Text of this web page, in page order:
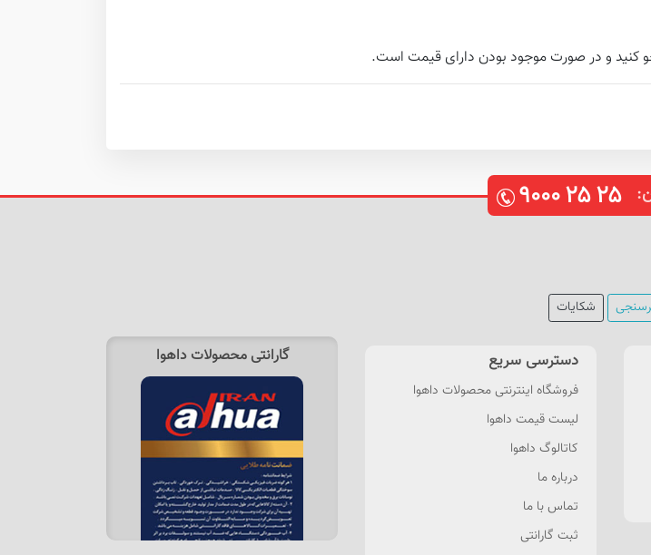
کنید و در صورت موجود بودن دارای قیمت است.
۹۰۰۰۲۵۲۵
شکایات
دسترسی سریع
فروشگاه اینترنتی محصولات داهوا
لیست قیمت داهوا
کاتالوگ داهوا
درباره ما
تماس با ما
ثبت گارانتی
گارانتی محصولات داهوا